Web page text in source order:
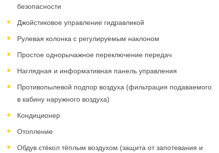
безопасности
Джойстиковое управление гидравликой
Рулевая колонка с регулируемым наклоном
Простое однорычажное переключение передач
Наглядная и информативная панель управления
Противопылевой подпор воздуха (фильтрация подаваемого
в кабину наружного воздуха)
Кондиционер
Отопление
Обдув стёкол тёплым воздухом (защита от запотевания и